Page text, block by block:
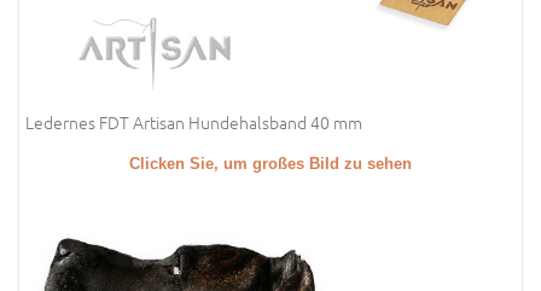
Ledernes FDT Artisan Hundehalsband 40 mm
Clicken Sie, um großes Bild zu sehen